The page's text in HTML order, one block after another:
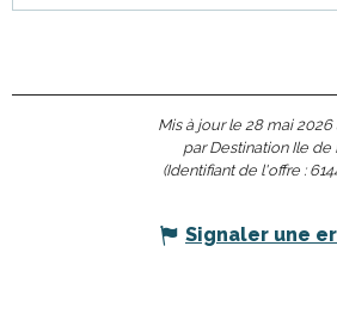
Mis à jour le 28 mai 2026
par Destination Ile de
(Identifiant de l'offre :
Signaler une